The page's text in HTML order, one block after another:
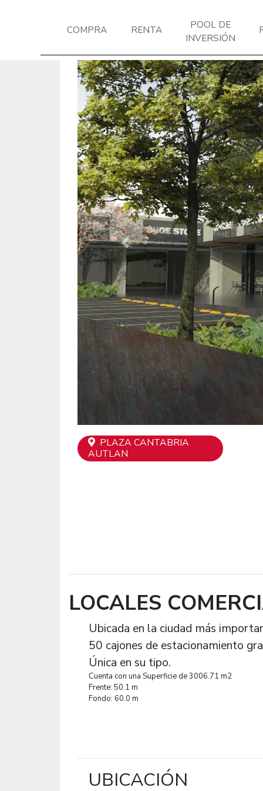
COMPRA RENTA
POOL DE
INVERSIÓN
Previous
PLAZA CANTABRIA
AUTLAN
LOCALES
Ubicada en la ciudad más
50 cajones de estacionamiento
Única en su tipo.
Cuenta con una Superficie de 3006.71 m2
Frente: 50.1 m
Fondo: 60.0 m
UBICACIÓN